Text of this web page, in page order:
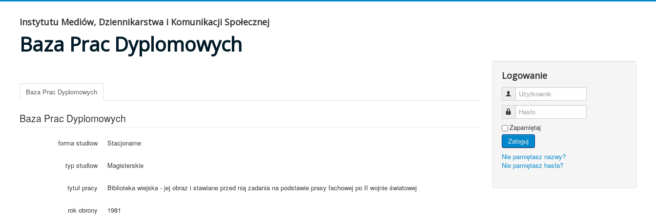
Instytutu Mediów, Dziennikarstwa i Komunikacji Społecznej
Baza Prac Dyplomowych
Baza Prac Dyplomowych
Baza Prac Dyplomowych
forma studiow Stacjonarne
typ studiow Magisterskie
tytuł pracy Biblioteka wiejska - jej obraz i stawiane przed nią zadania na podstawie prasy fachowej po II wojnie światowej
rok obrony 1981
Logowanie
Użytkownik
Hasło
Zapamiętaj
Zaloguj
Nie pamiętasz nazwy?
Nie pamiętasz hasła?